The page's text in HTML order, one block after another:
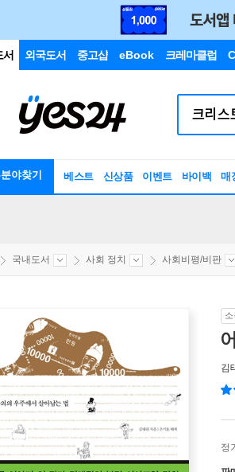
서 외국도서 중고샵 eBook 크레마클럽
야찾기 베스트 신상품 이벤트 바이백 매
국내도서 사회 정치 사회비평/비판
김
정